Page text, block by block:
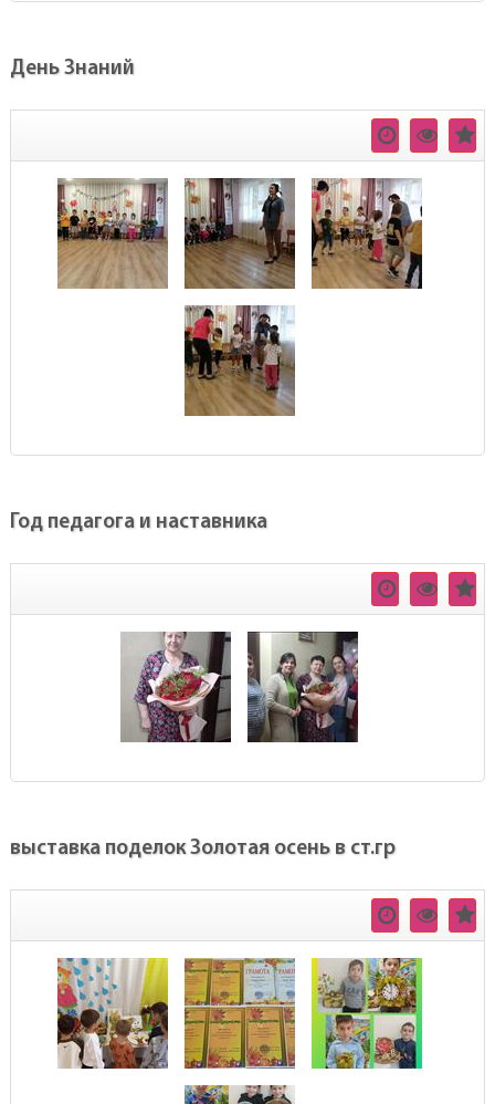
День Знаний
Год педагога и наставника
выставка поделок Золотая осень в ст.гр